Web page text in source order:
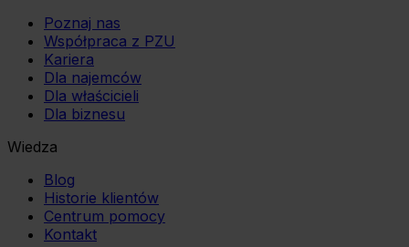
Poznaj nas
Współpraca z PZU
Kariera
Dla najemców
Dla właścicieli
Dla biznesu
Wiedza
Blog
Historie klientów
Centrum pomocy
Kontakt